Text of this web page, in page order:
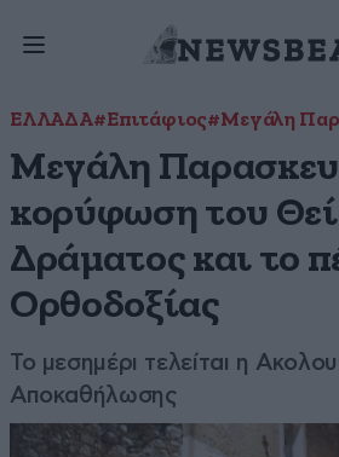
ΕΛΛΑΔΑ#Επιτάφιος#Μεγάλη
Μεγάλη
κορύφωση του
Δράματος και το
Ορθοδοξίας
Το μεσημέρι τελείται η
Αποκαθήλωσης